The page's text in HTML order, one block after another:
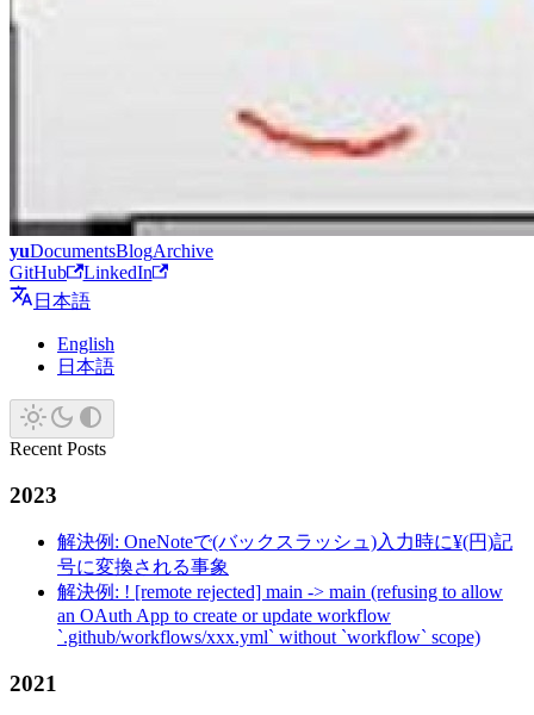
yuDocumentsBlogArchive
GitHub
LinkedIn
日本語
English
日本語
Recent Posts
2023
解決例: OneNoteで(バックスラッシュ)入力時に¥(円)記
号に変換される事象
解決例: ! [remote rejected] main -> main (refusing to allow
an OAuth App to create or update workflow
`.github/workflows/xxx.yml` without `workflow` scope)
2021